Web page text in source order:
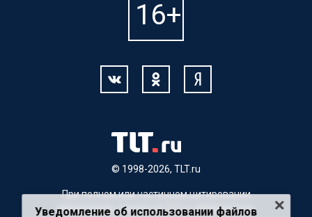
© 1998-2026, TLT.ru
При полном или частичном цитировании
материалов, ссылка на TLT.ru обязательна.
Уведомление об использовании файлов